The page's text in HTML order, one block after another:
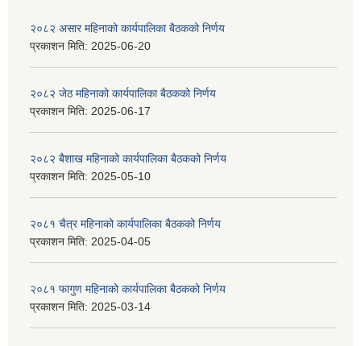
२०८२ असार महिनाको कार्यपालिका बैठकको निर्णय
प्रकाशन मिति: 2025-06-20
२०८२ जेठ महिनाको कार्यपालिका बैठकको निर्णय
प्रकाशन मिति: 2025-06-17
२०८२ बैशाख महिनाको कार्यपालिका बैठकको निर्णय
प्रकाशन मिति: 2025-05-10
२०८१ चैत्र महिनाको कार्यपालिका बैठकको निर्णय
प्रकाशन मिति: 2025-04-05
२०८१ फागुण महिनाको कार्यपालिका बैठकको निर्णय
प्रकाशन मिति: 2025-03-14